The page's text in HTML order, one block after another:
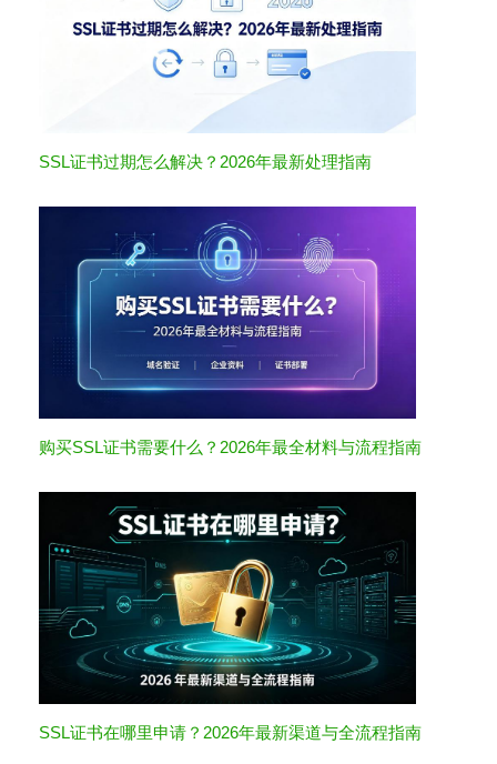
SSL证书过期怎么解决？2026年最新处理指南
购买SSL证书需要什么？2026年最全材料与流程指南
SSL证书在哪里申请？2026年最新渠道与全流程指南